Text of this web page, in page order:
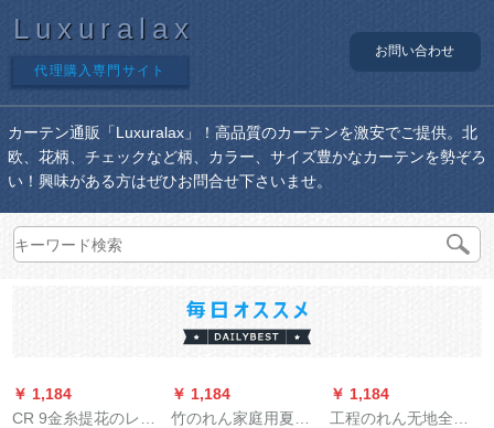
Luxuralax
代理購入専門サイト
お問い合わせ
カーテン通販「Luxuralax」！高品質のカーテンを激安でご提供。北
欧、花柄、チェックなど柄、カラー、サイズ豊かなカーテンを勢ぞろ
い！興味がある方はぜひお問合せ下さいませ。
￥ 1,184
CR 9金糸提花のレン
￥ 1,184
竹のれん家庭用夏季
￥ 1,184
工程のれん无地全半